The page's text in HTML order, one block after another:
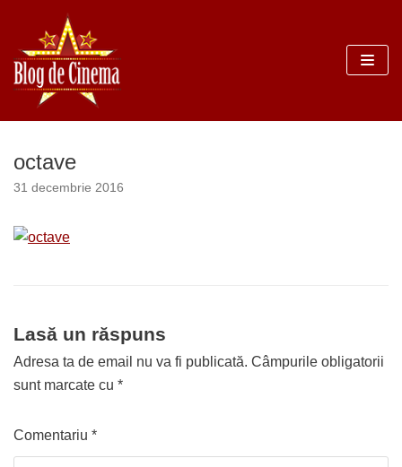
Sari
la
conținut
octave
31 decembrie 2016
Lasă un răspuns
Adresa ta de email nu va fi publicată. Câmpurile obligatorii
sunt marcate cu *
Comentariu *